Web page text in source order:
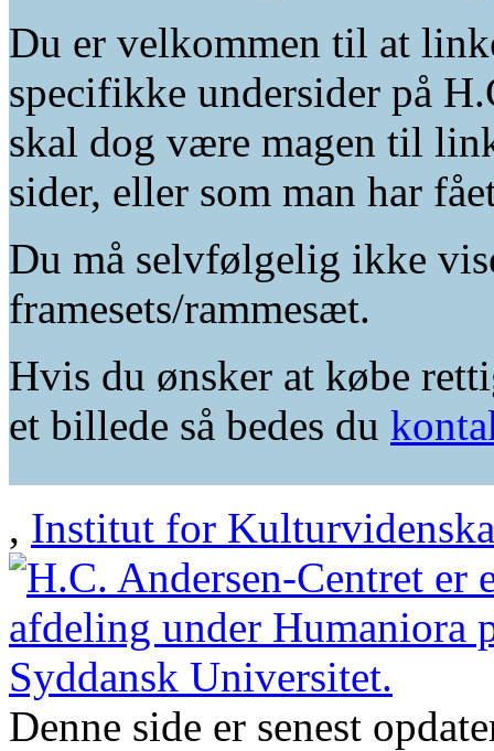
Du er velkommen til at
specifikke undersider på
skal dog være magen til
sider, eller som man har
Du må selvfølgelig ikke
framesets/rammesæt.
Hvis du ønsker at købe
et billede så bedes du
, Institut for
Denne side er senest